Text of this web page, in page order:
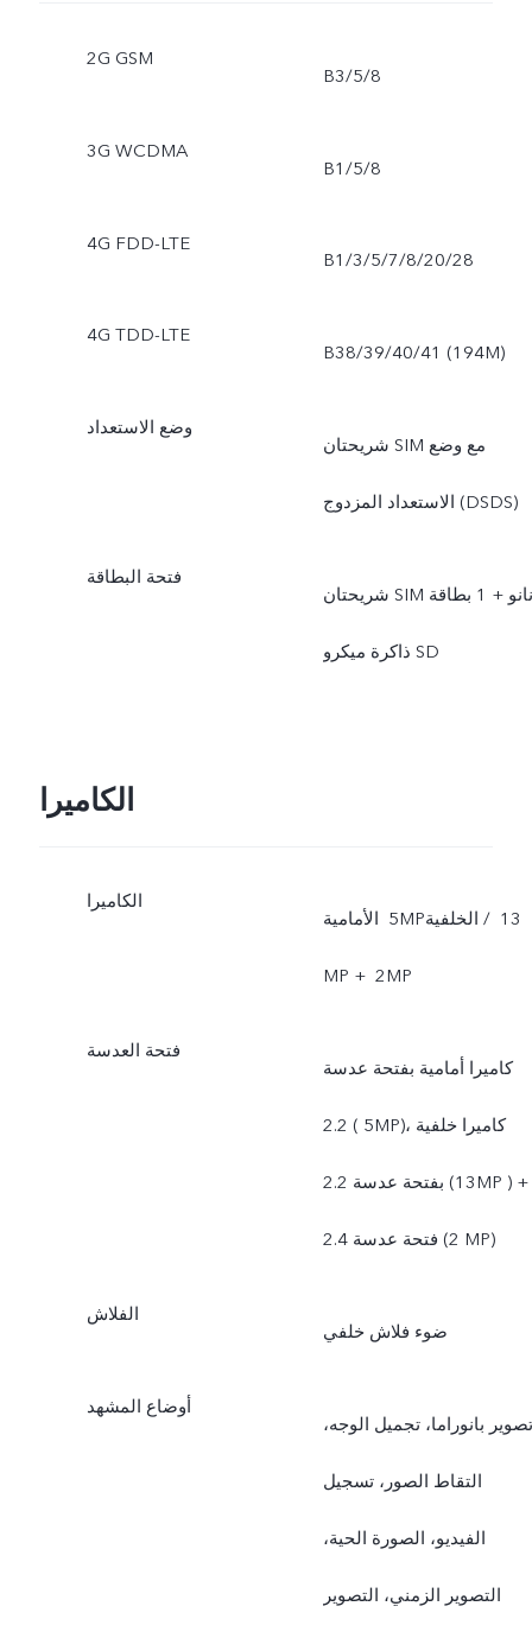
2G GSM
B3/5/8
3G WCDMA
B1/5/8
4G FDD-LTE
B1/3/5/7/8/20/28
4G TDD-LTE
B38/39/40/41 (194M)
وضع الاستعداد
شريحتان SIM مع وضع
الاستعداد المزدوج (DSDS)
فتحة البطاقة
شريحتان SIM نانو + 1 بطاقة
ذاكرة ميكرو SD
الكاميرا
الكاميرا
الأمامية ‎‎ 5‏MP‏ / الخلفية ‎‎13‏
فتحة العدسة
كاميرا أمامية بفتحة عدسة
2.2 (‎‎ 5‏MP‏)، كاميرا خلفية
بفتحة عدسة 2.2 (‎‎13‏MP ‏) +
فتحة عدسة 2.4 (‎‎2‏ MP‏)
الفلاش
ضوء فلاش خلفي
أوضاع المشهد
تصوير بانوراما، تجميل الوجه،
التقاط الصور، تسجيل
الفيديو، الصورة الحية،
التصوير الزمني، التصوير